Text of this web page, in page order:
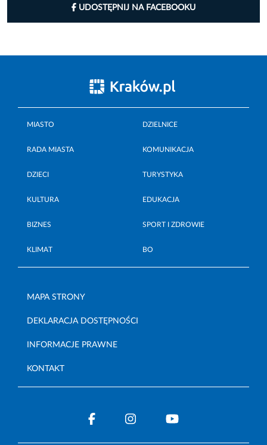
UDOSTĘPNIJ NA FACEBOOKU
MIASTO DZIELNICE
RADA MIASTA KOMUNIKACJA
DZIECI TURYSTYKA
KULTURA EDUKACJA
BIZNES SPORT I ZDROWIE
KLIMAT BO
MAPA STRONY
DEKLARACJA DOSTĘPNOŚCI
INFORMACJE PRAWNE
KONTAKT